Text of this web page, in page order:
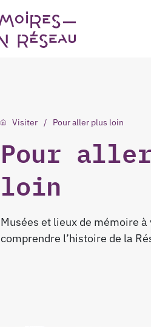
Visiter Pour aller plus loin
Pour
loin
Musées et lieux de mémoire
comprendre l’histoire de la